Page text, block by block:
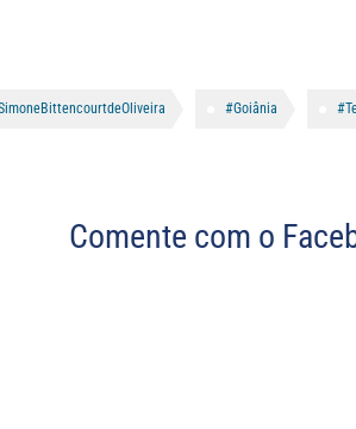
#Goiânia
Comente com o